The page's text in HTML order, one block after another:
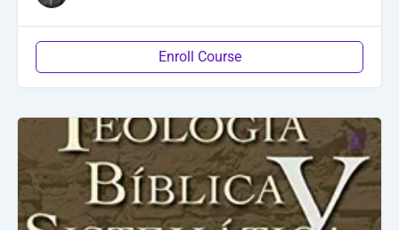
Enroll Course